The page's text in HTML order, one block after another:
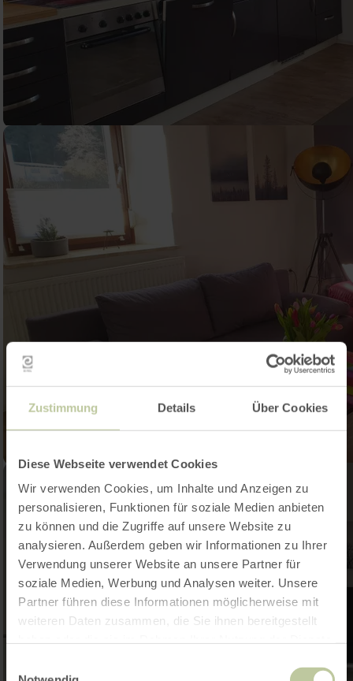
Zustimmung Details Über Cookies
Diese Webseite verwendet Cookies
Wir verwenden Cookies, um Inhalte und Anzeigen zu
personalisieren, Funktionen für soziale Medien anbieten
zu können und die Zugriffe auf unsere Website zu
analysieren. Außerdem geben wir Informationen zu Ihrer
Verwendung unserer Website an unsere Partner für
soziale Medien, Werbung und Analysen weiter. Unsere
Partner führen diese Informationen möglicherweise mit
weiteren Daten zusammen, die Sie ihnen bereitgestellt